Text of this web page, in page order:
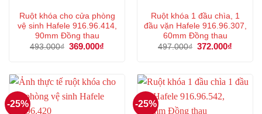
Ruột khóa cho cửa phòng
vệ sinh Hafele 916.96.414,
90mm Đồng thau
493.000₫ Giá
369.000₫
369.000₫.
Ruột khóa 1 đầu chìa, 1
đầu vặn Hafele 916.96.307,
60mm Đồng thau
497.000₫ Giá
372.000₫
-25% -25%